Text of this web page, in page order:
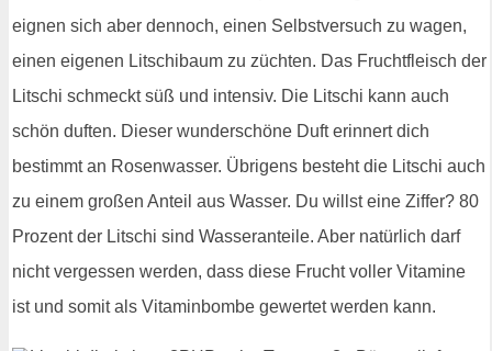
eignen sich aber dennoch, einen Selbstversuch zu wagen,
einen eigenen Litschibaum zu züchten. Das Fruchtfleisch der
Litschi schmeckt süß und intensiv. Die Litschi kann auch
schön duften. Dieser wunderschöne Duft erinnert dich
bestimmt an Rosenwasser. Übrigens besteht die Litschi auch
zu einem großen Anteil aus Wasser. Du willst eine Ziffer? 80
Prozent der Litschi sind Wasseranteile. Aber natürlich darf
nicht vergessen werden, dass diese Frucht voller Vitamine
ist und somit als Vitaminbombe gewertet werden kann.